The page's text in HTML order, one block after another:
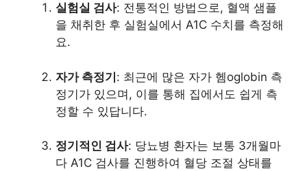
실험실 검사: 전통적인 방법으로, 혈액 샘플
을 채취한 후 실험실에서 A1C 수치를 측정해
요.
자가 측정기: 최근에 많은 자가 헴oglobin 측
정기가 있으며, 이를 통해 집에서도 쉽게 측
정할 수 있답니다.
정기적인 검사: 당뇨병 환자는 보통 3개월마
다 A1C 검사를 진행하여 혈당 조절 상태를